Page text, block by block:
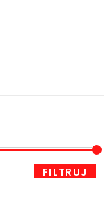
FILTRUJ